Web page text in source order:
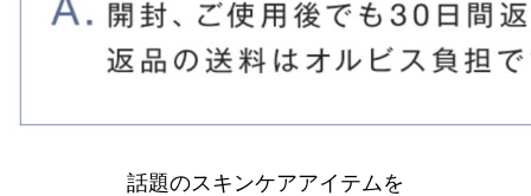
話題のスキンケアアイテムを